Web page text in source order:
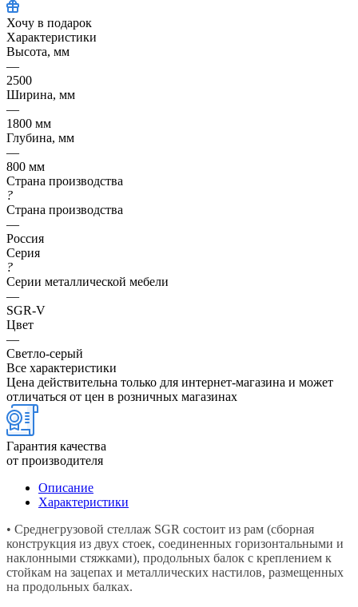
Хочу в подарок
Характеристики
Высота, мм
—
2500
Ширина, мм
—
1800 мм
Глубина, мм
—
800 мм
Страна производства
?
Страна производства
—
Россия
Серия
?
Серии металлической мебели
—
SGR-V
Цвет
—
Светло-серый
Все характеристики
Цена действительна только для интернет-магазина и может
отличаться от цен в розничных магазинах
Гарантия качества
от производителя
Описание
Характеристики
• Среднегрузовой стеллаж SGR состоит из рам (сборная
конструкция из двух стоек, соединенных горизонтальными и
наклонными стяжками), продольных балок с креплением к
стойкам на зацепах и металлических настилов, размещенных
на продольных балках.